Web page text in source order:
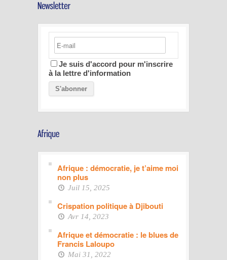
Je suis d'accord pour m'inscrire
à la lettre d'information
Afrique : démocratie, je t’aime moi
non plus
Juil 15, 2025
Crispation politique à Djibouti
Avr 14, 2023
Afrique et démocratie : le blues de
Francis Laloupo
Mai 31, 2022